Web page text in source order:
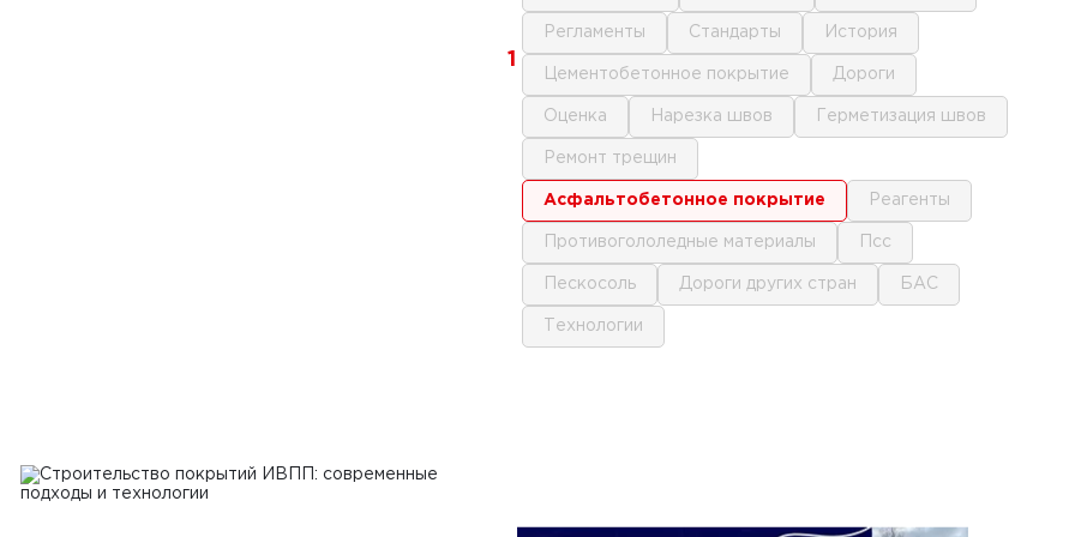
1
регламенты стандарты история
цементобетонное покрытие дороги
оценка нарезка швов герметизация швов
ремонт трещин
асфальтобетонное покрытие реагенты
противогололедные материалы псс
пескосоль дороги других стран БАС
технологии